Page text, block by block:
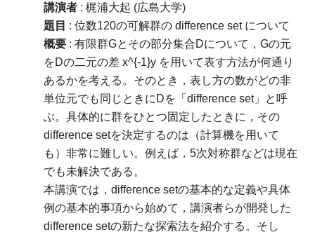
講演者 : 梶浦大起 (広島大学)
題目 : 位数120の可解群の difference set について
概要 : 有限群Gとその部分集合Dについて，Gの元
をDの二元の差 x^{-1}y を用いて表す方法が何通り
あるかを考える。そのとき，表し方の数がどの非
単位元でも同じときにDを「difference set」と呼
ぶ。具体的に群をひとつ固定したときに，その
difference setを決定するのは（計算機を用いて
も）非常に難しい。例えば，5次対称群などは現在
でも未解決である。
本講演では，difference setの基本的な定義や具体
例の基本的事項から始めて，講演者らが開発した
difference setの新たな探索法を紹介する。そし